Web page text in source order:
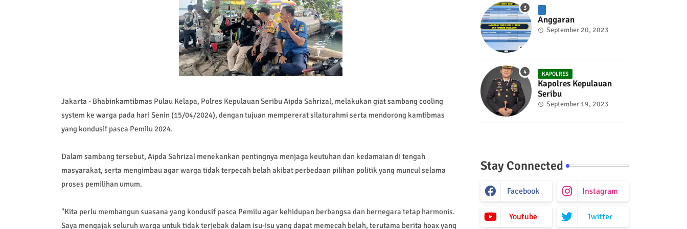
Jakarta - Bhabinkamtibmas Pulau Kelapa, Polres Kepulauan Seribu Aipda Sahrizal, melakukan giat sambang cooling
system ke warga pada hari Senin (15/04/2024), dengan tujuan mempererat silaturahmi serta mendorong kamtibmas
yang kondusif pasca Pemilu 2024.
Dalam sambang tersebut, Aipda Sahrizal menekankan pentingnya menjaga keutuhan dan kedamaian di tengah
masyarakat, serta mengimbau agar warga tidak terpecah belah akibat perbedaan pilihan politik yang muncul selama
proses pemilihan umum.
"Kita perlu membangun suasana yang kondusif pasca Pemilu agar kehidupan berbangsa dan bernegara tetap harmonis.
Saya mengajak seluruh warga untuk tidak terjebak dalam isu-isu yang dapat memecah belah, terutama berita hoax yang
Anggaran
September 20, 2023
KAPOLRES
Kapolres Kepulauan
Seribu
September 19, 2023
Stay Connected
Facebook Instagram
Youtube Twitter